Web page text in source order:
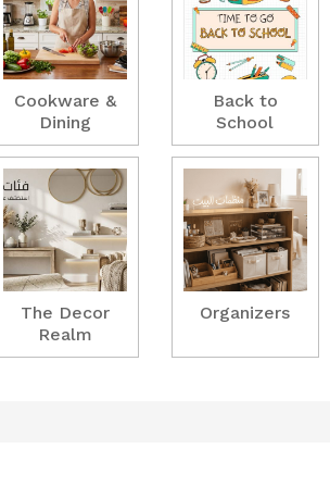
Cookware &
Dining
Back to
School
The Decor
Realm
Organizers